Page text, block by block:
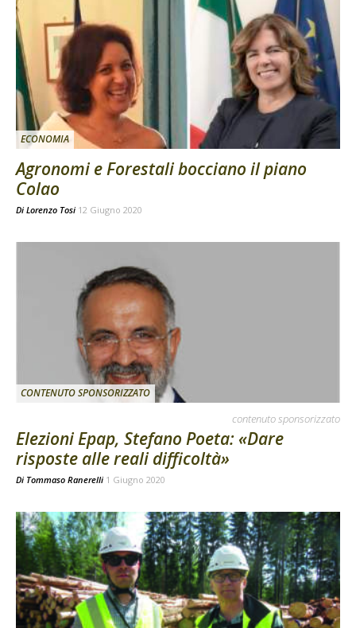
ECONOMIA
Agronomi e Forestali bocciano il piano
Colao
Di Lorenzo Tosi 12 Giugno 2020
CONTENUTO SPONSORIZZATO
contenuto sponsorizzato
Elezioni Epap, Stefano Poeta: «Dare
risposte alle reali difficoltà»
Di Tommaso Ranerelli 1 Giugno 2020